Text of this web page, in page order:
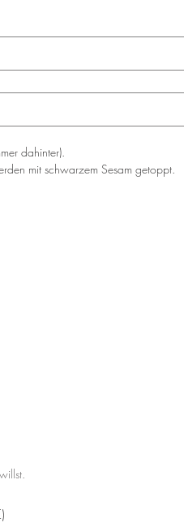
dahinter).
mit schwarzem Sesam getoppt.